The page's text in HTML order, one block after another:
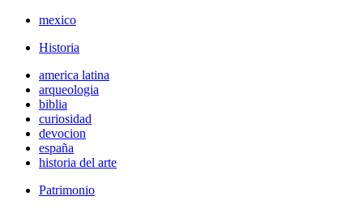
mexico
Historia
america latina
arqueologia
biblia
curiosidad
devocion
españa
historia del arte
Patrimonio